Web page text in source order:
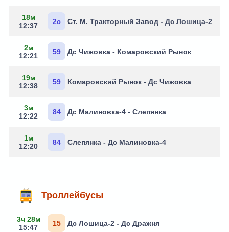
18м
12:37
2с Ст. М. Тракторный Завод - Дс Лошица-2
2м
12:21
59 Дс Чижовка - Комаровский Рынок
19м
12:38
59 Комаровский Рынок - Дс Чижовка
3м
12:22
84 Дс Малиновка-4 - Слепянка
1м
12:20
84 Слепянка - Дс Малиновка-4
Троллейбусы
3ч 28м
15:47
15 Дс Лошица-2 - Дс Дражня